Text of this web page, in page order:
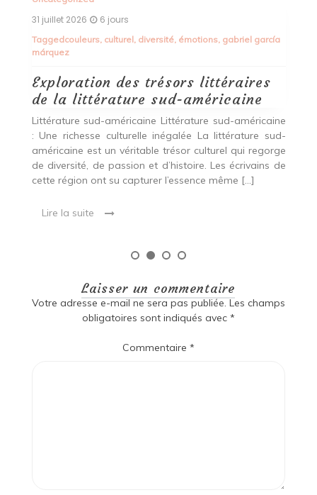
Alimentation Saine L’Épicerie du Bien-Être : Votre
Destination pour une Alimentation Saine Située au
cœur de la ville, l’Épicerie du Bien-Être est bien plus
qu’un simple magasin […]
Lire la suite
Laisser un commentaire
Votre adresse e-mail ne sera pas publiée. Les champs
obligatoires sont indiqués avec *
Commentaire *